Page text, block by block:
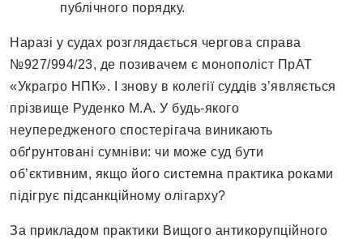
публічного порядку.
Наразі у судах розглядається чергова справа
№927/994/23, де позивачем є монополіст ПрАТ
«Украгро НПК». І знову в колегії суддів з’являється
прізвище Руденко М.А. У будь-якого
неупередженого спостерігача виникають
обґрунтовані сумніви: чи може суд бути
об’єктивним, якщо його системна практика роками
підігрує підсанкційному олігарху?
За прикладом практики Вищого антикорупційного